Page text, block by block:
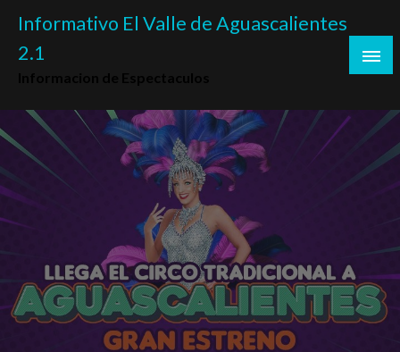
content
Informativo El Valle de Aguascalientes
2.1